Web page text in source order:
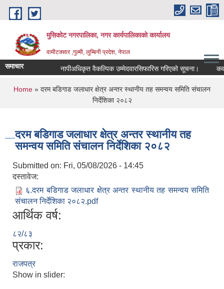
Skip to main content
मुसिकोट नगरपालिका, नगर कार्यपालिकाकाे कार्यालय
वामीटक्सार ,गुल्मी, लुम्बिनी प्रदेश, नेपाल
समाचार नापीअधिकृत वैकल्पिक उम्मेदवारसिफारिस गरिएको सूचना।
You are here
Home » दरम बडिगाड जलाधार क्षेत्र अन्तर स्थानीय तह समन्वय समिति संचालन
निर्देशिका २०८२
दरम बडिगाड जलाधार क्षेत्र अन्तर स्थानीय तह
समन्वय समिति संचालन निर्देशिका २०८२
Submitted on: Fri, 05/08/2026 - 14:45
दस्तावेज:
६.दरम बडिगाड जलाधार क्षेत्र अन्तर स्थानीय तह समन्वय समिति
संचालन निर्देशिका २०८२.pdf
आर्थिक वर्ष:
८२/८३
प्रकार:
राजपत्र
Show in slider: